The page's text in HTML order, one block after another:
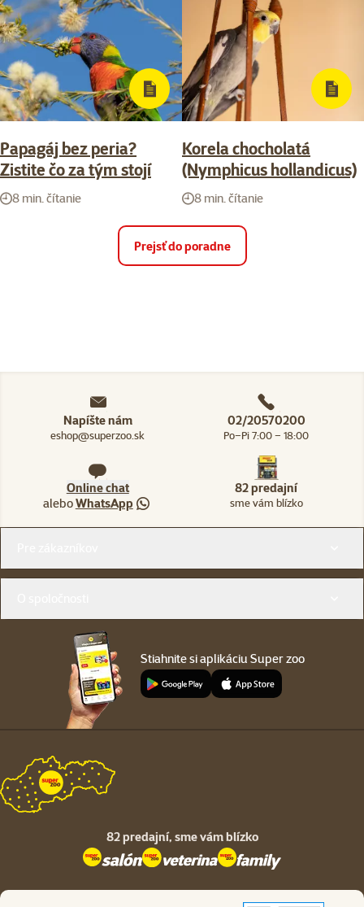
Papagáj bez peria?
Zistite čo za tým stojí
8 min. čítanie
Korela chocholatá
(Nymphicus hollandicus)
8 min. čítanie
Prejsť do poradne
Napíšte nám
eshop@superzoo.sk
02/20570200
Po–Pi 7:00 – 18:00
Online chat
aleboWhatsApp
82 predajní
sme vám blízko
Stiahnite si aplikáciu Super zoo
82 predajní, sme vám blízko